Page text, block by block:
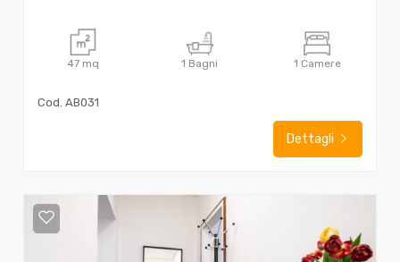
47mq 1 Bagni 1 Camere
Cod. AB031
Dettagli